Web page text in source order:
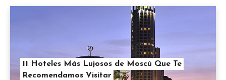
11 Hoteles Más Lujosos de Moscú Que Te
Recomendamos Visitar